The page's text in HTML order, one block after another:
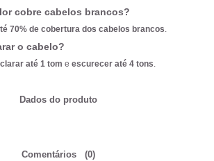
cobre cabelos brancos?
70% de cobertura dos cabelos brancos.
o cabelo?
até 1 tom e escurecer até 4 tons
Dados do produto
Comentários (0)